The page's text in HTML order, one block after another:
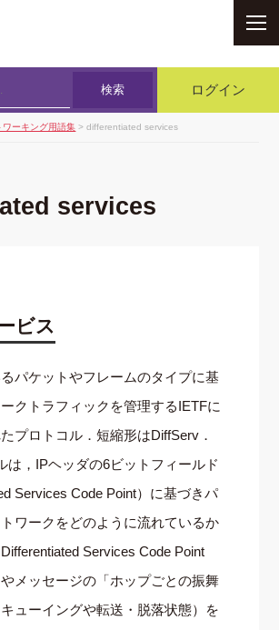
検索 ログイン
ワーキング用語集 > differentiated services
services
ビス
パケットやフレームのタイプに基
クトラフィックを管理するIETFに
プロトコル．短縮形はDiffServ．
は，IPヘッダの6ビットフィールド
Services Code Point）に基づきパ
ワークをどのように流れているか
Services Code Point
メッセージの「ホップごとの振舞
ューイングや転送・脱落状態）を